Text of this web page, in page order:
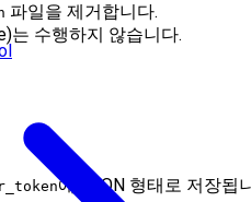
파일을 제거합니다.
는 수행하지 않습니다.
에 JSON 형태로 저장됩